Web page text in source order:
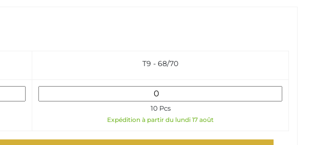
T9 - 68/70
10 Pcs
Expédition à partir du lundi 17 août